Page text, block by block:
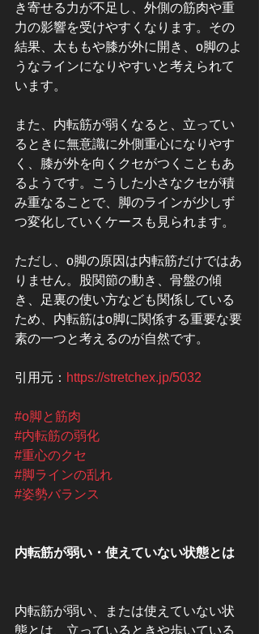
き寄せる力が不足し、外側の筋肉や重
力の影響を受けやすくなります。その
結果、太ももや膝が外に開き、o脚のよ
うなラインになりやすいと考えられて
います。
また、内転筋が弱くなると、立ってい
るときに無意識に外側重心になりやす
く、膝が外を向くクセがつくこともあ
るようです。こうした小さなクセが積
み重なることで、脚のラインが少しず
つ変化していくケースも見られます。
ただし、o脚の原因は内転筋だけではあ
りません。股関節の動き、骨盤の傾
き、足裏の使い方なども関係している
ため、内転筋はo脚に関係する重要な要
素の一つと考えるのが自然です。
引用元： https://stretchex.jp/5032
#o脚と筋肉
#内転筋の弱化
#重心のクセ
#脚ラインの乱れ
#姿勢バランス
内転筋が弱い・使えていない状態とは
内転筋が弱い、または使えていない状
態とは、立っているときや歩いている